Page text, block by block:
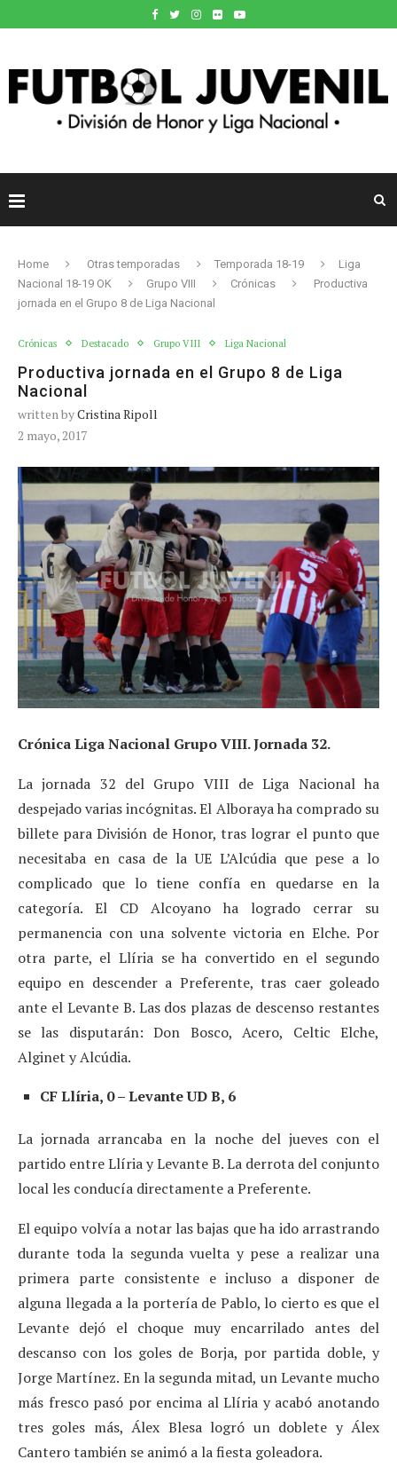
Home Otras temporadas Temporada 18-19
Liga
Nacional 18-19 OK
Grupo VIII Crónicas
Productiva
jornada en el Grupo 8 de Liga Nacional
Crónicas Destacado Grupo VIII Liga Nacional
Productiva jornada en el Grupo 8 de Liga
Nacional
written byCristina Ripoll
2 mayo, 2017
Crónica Liga Nacional Grupo VIII. Jornada 32.
La jornada 32 del Grupo VIII de Liga Nacional ha
despejado varias incógnitas. El Alboraya ha comprado su
billete para División de Honor, tras lograr el punto que
necesitaba en casa de la UE L’Alcúdia que pese a lo
complicado que lo tiene confía en quedarse en la
categoría. El CD Alcoyano ha logrado cerrar su
permanencia con una solvente victoria en Elche. Por
otra parte, el Llíria se ha convertido en el segundo
equipo en descender a Preferente, tras caer goleado
ante el Levante B. Las dos plazas de descenso restantes
se las disputarán: Don Bosco, Acero, Celtic Elche,
Alginet y Alcúdia.
CF Llíria, 0 – Levante UD B, 6
La jornada arrancaba en la noche del jueves con el
partido entre Llíria y Levante B. La derrota del conjunto
local les conducía directamente a Preferente.
El equipo volvía a notar las bajas que ha ido arrastrando
durante toda la segunda vuelta y pese a realizar una
primera parte consistente e incluso a disponer de
alguna llegada a la portería de Pablo, lo cierto es que el
Levante dejó el choque muy encarrilado antes del
descanso con los goles de Borja, por partida doble, y
Jorge Martínez. En la segunda mitad, un Levante mucho
más fresco pasó por encima al Llíria y acabó anotando
tres goles más, Álex Blesa logró un doblete y Álex
Cantero también se animó a la fiesta goleadora.